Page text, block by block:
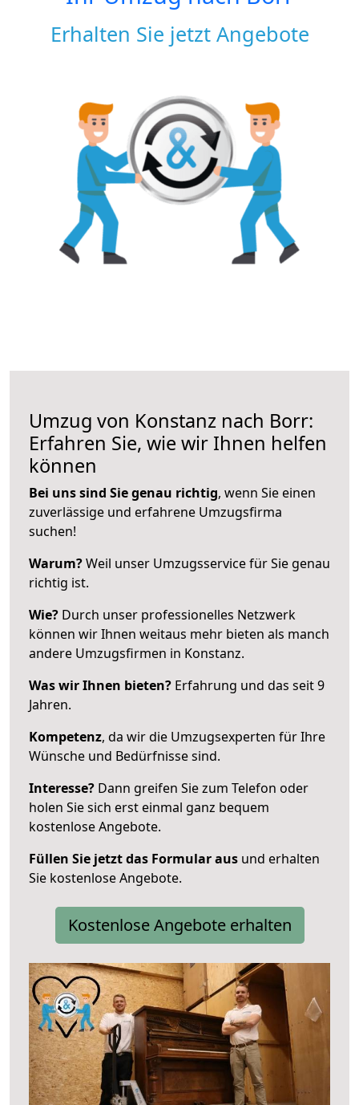
Erhalten Sie jetzt Angebote
Umzug von Konstanz nach Borr:
Erfahren Sie, wie wir Ihnen helfen
können
Bei uns sind Sie genau richtig, wenn Sie einen
zuverlässige und erfahrene Umzugsfirma
suchen!
Warum?Weil unser Umzugsservice für Sie genau
richtig ist.
Wie? Durch unser professionelles Netzwerk
können wir Ihnen weitaus mehr bieten als manch
andere Umzugsfirmen in Konstanz.
Was wir Ihnen bieten? Erfahrung und das seit 9
Jahren.
Kompetenz, da wir die Umzugsexperten für Ihre
Wünsche und Bedürfnisse sind.
Interesse? Dann greifen Sie zum Telefon oder
holen Sie sich erst einmal ganz bequem
kostenlose Angebote.
Füllen Sie jetzt das Formular aus und erhalten
Sie kostenlose Angebote.
Kostenlose Angebote erhalten